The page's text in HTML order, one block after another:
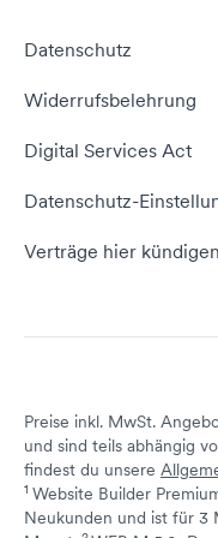
Domain umziehen
E-Mail-Domain
Server Hosting
Kontakt aufnehmen
Empfehlungsprogramm
Domain Reseller
Status dogado.de
Datenschutz
Widerrufsbelehrung
Digital Services Act
Datenschutz-
Verträge hier kündigen
Preise inkl. MwSt.
und sind teils abhängig
findest du unsere
1 Website Builder
Neukunden und ist für 3